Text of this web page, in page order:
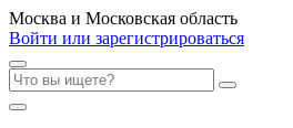
Москва и Московская область
Войти или зарегистрироваться